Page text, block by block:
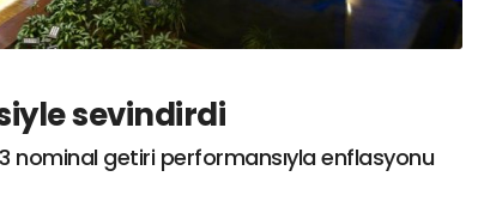
sevindirdi
nominal getiri performansıyla enflasyonu